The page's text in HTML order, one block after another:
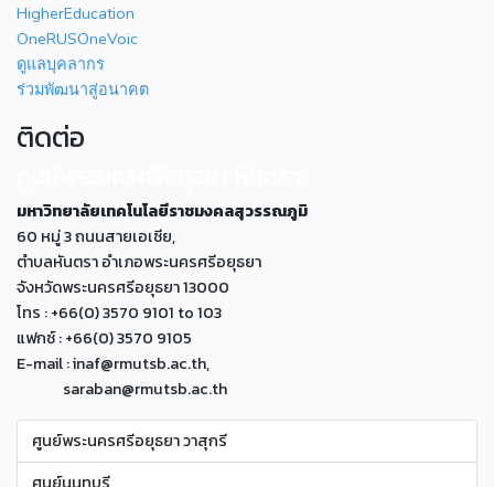
HigherEducation
OneRUSOneVoic
ดูแลบุคลากร
ร่วมพัฒนาสู่อนาคต
ติดต่อ
มหาวิทยาลัยเทคโนโลยีราชมงคลสุวรรณภูมิ
60 หมู่ 3 ถนนสายเอเซีย,
ตำบลหันตรา อำเภอพระนครศรีอยุธยา
จังหวัดพระนครศรีอยุธยา 13000
โทร : +66(0) 3570 9101 to 103
แฟกซ์ : +66(0) 3570 9105
E-mail : inaf@rmutsb.ac.th,
saraban@rmutsb.ac.th
ศูนย์พระนครศรีอยุธยา วาสุกรี